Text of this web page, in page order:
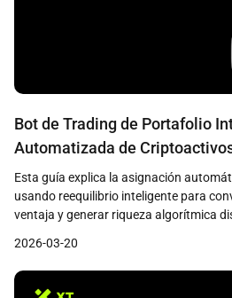
Bot de Trading de Portafolio
Automatizada de
Inteligente en XT
Esta guía explica la asignación
usando reequilibrio inteligente para
ventaja y generar riqueza algorítmica
2026-03-20